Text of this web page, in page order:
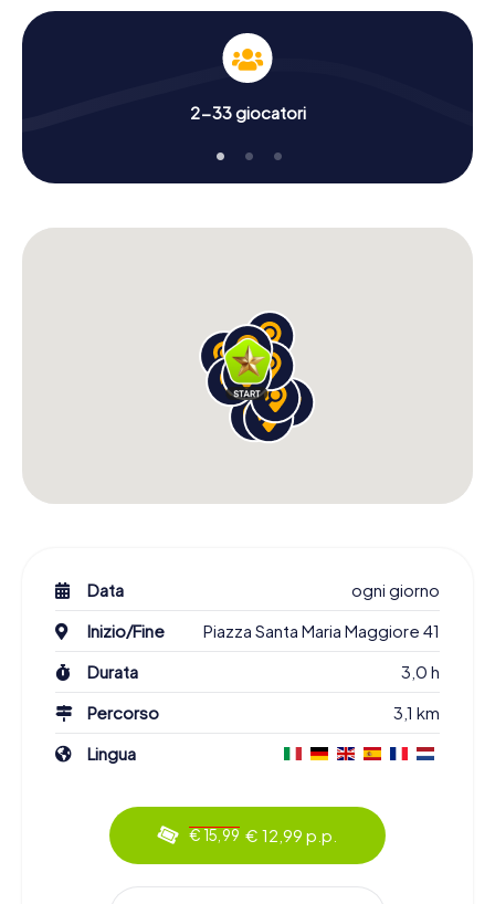
2-33 giocatori
Data
ogni giorno
Inizio/Fine
Piazza Santa Maria Maggiore 41
Durata
3,0 h
Percorso
3,1 km
Lingua
€ 15,99 € 12,99 p.p.